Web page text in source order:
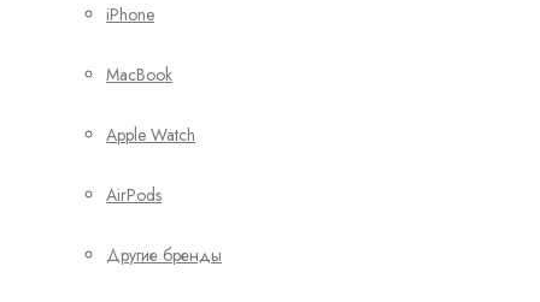
iPhone
MacBook
Apple Watch
AirPods
Другие бренды